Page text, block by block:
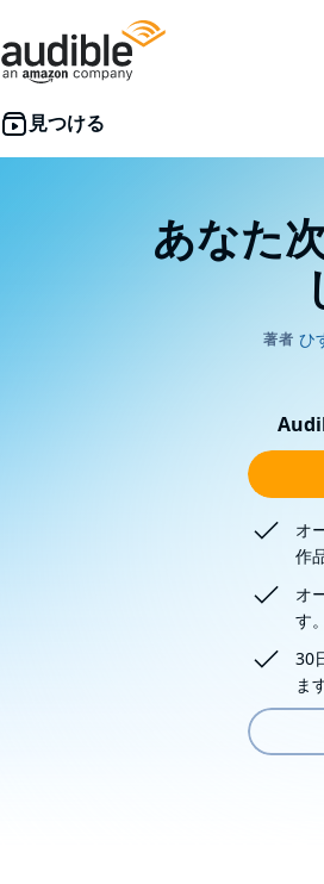
あなた
オ
作
オ
す。
30
ま